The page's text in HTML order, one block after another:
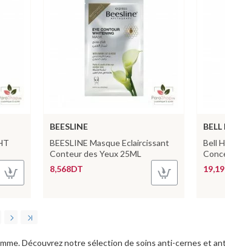
BEESLINE
BEESLINE Masque Eclaircissant
Conteur des Yeux 25ML
8,568DT
Bell
Découvrez notre sélection de soins anti-cernes et